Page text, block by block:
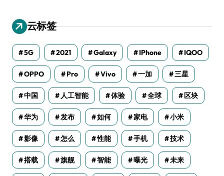
云标签
5G 2021 Galaxy IPhone IQOO
OPPO Pro Vivo 一加 三星
中国 人工智能 体验 全球 区块
华为 发布 如何 家电 小米
影像 怎么 性能 手机 技术
搭载 旗舰 智能 曝光 未来